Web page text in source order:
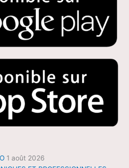
1 août 2026